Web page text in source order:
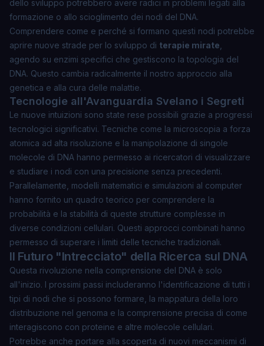
dello sviluppo potrebbero avere radici in problemi legati alla
formazione o allo scioglimento dei nodi del DNA.
Comprendere come e perché si formano questi nodi potrebbe
aprire nuove strade per lo sviluppo di terapie mirate
agendo su enzimi specifici che gestiscono la topologia del
DNA. Questo cambia radicalmente il nostro approccio alla
genetica e alla cura delle malattie.
Tecnologie all'Avanguardia Svelano i Segreti
Le nuove intuizioni sono state rese possibili grazie a progressi
tecnologici significativi. Tecniche come la microscopia a forza
atomica ad alta risoluzione e la manipolazione di singole
molecole di DNA hanno permesso ai ricercatori di visualizzare
e studiare i nodi con una precisione senza precedenti.
Parallelamente, modelli matematici e simulazioni al computer
hanno fornito un quadro teorico per comprendere la
probabilità e la stabilità di queste strutture complesse in
diverse condizioni cellulari. Questi approcci combinati hanno
permesso di superare i limiti delle tecniche tradizionali.
Il Futuro "Intrecciato" della Ricerca sul DNA
Questa rivoluzione nella comprensione del DNA è solo
all'inizio. I prossimi passi includeranno l'identificazione di tutti i
tipi di nodi che si possono formare, la mappatura della loro
distribuzione nel genoma e la comprensione precisa di come
interagiscono con proteine e altre molecole cellulari.
Potrebbe anche portare alla scoperta di nuovi meccanismi di